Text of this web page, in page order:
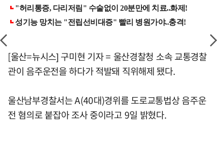
[울산=뉴시스] 구미현 기자 = 울산경찰청 소속 교통경찰
관이 음주운전을 하다가 적발돼 직위해제 됐다.
울산남부경찰서는 A(40대)경위를 도로교통법상 음주운
전 혐의로 붙잡아 조사 중이라고 9일 밝혔다.